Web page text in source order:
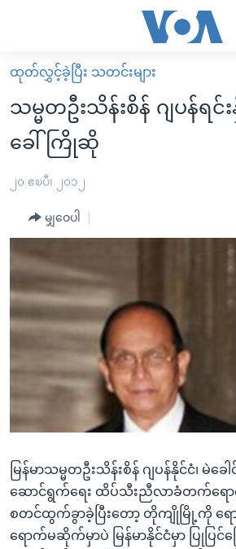
လွယ်ကူ
စေ
သည့်
များ
အကြောင်းအရာ
ကြည့်
အ
စာမျက်နှာ
သို့
ကျော်
ကြည့်
မူလစာမျက်နှာ
မြန်မာ
ကမ္ဘာ့သတင်းများ
နိုင်ငံတကာ
အစ္စရေး-ပါလက်စတိုင်း
ဗွီဒီယို
ရပ်ဝန်းတခု လမ်းတခု အလွန်
အင်္ဂလိပ်စာလေ့လာမယ်
အမေရိကန်သုံးအီဒီယံ
မကြေးမုံရဲ့ အင်္ဂလိပ်စာ
ရုပ်ရှင်ထဲက အင်္ဂလိပ်စာ
သုတပဒေသာ အင်္ဂလိပ်စာ
အပတ်စဉ်ကဏ္ဍများ
ရေဒီယို
ရေဒီယိုနှင့်ရုပ်သံ အချက်အလက်များ
ရေဒီယို/တီဗွီအစီအစဉ်
Learning English
ဗွီအိုအေ လူမှုကွန်ယက်များ
ဘာသာစကားများ
ထုတ်လွှင့်ခဲ့ပြီး သတင်းများ
သမ္မတဦးသိန်းစိန် ဂျပန်ရင်
ခေါ်ကြိုဆို
၂၀ ဧၿပီ၊ ၂၀၁၂
မျှဝေပါ
မြန်မာသမ္မတဦးသိန်းစိန် ဂျပန်နိုင်ငံ၊ မဲခေ
ဆောင်ရွက်ရေး ထိပ်သီးညီလာခံတက်ရေ
စတင်ထွက်ခွာခဲ့ပြီးတော့ တိုကျိုမြို့ကို ရော
ရောက်မဆိုက်မှာပဲ မြန်မာနိုင်ငံမှာ ပြုပြင်